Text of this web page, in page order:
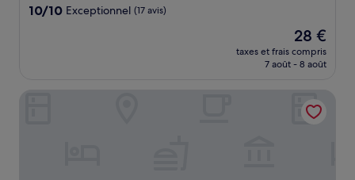
10.0
10/10 Exceptionnel (17 avis)
Le
nouveau
prix
de
28 €
28 €
taxes et frais compris
7 août - 8 août